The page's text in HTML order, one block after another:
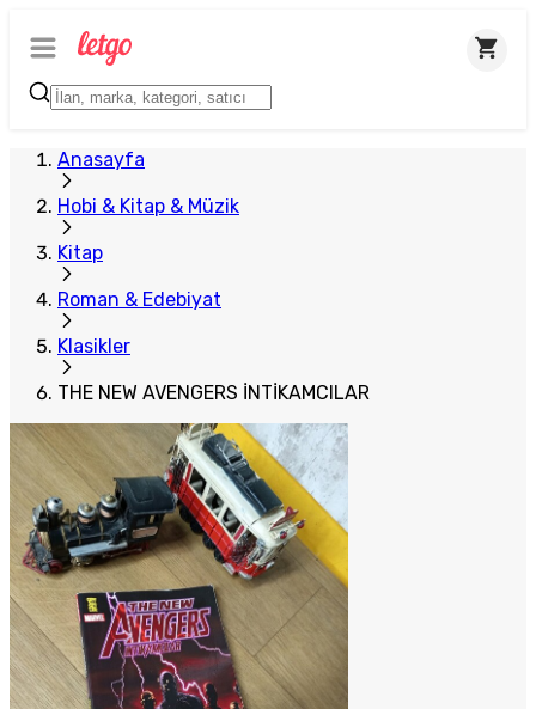
Anasayfa
Hobi & Kitap & Müzik
Kitap
Roman & Edebiyat
Klasikler
THE NEW AVENGERS İNTİKAMCILAR
Plus Satıcı